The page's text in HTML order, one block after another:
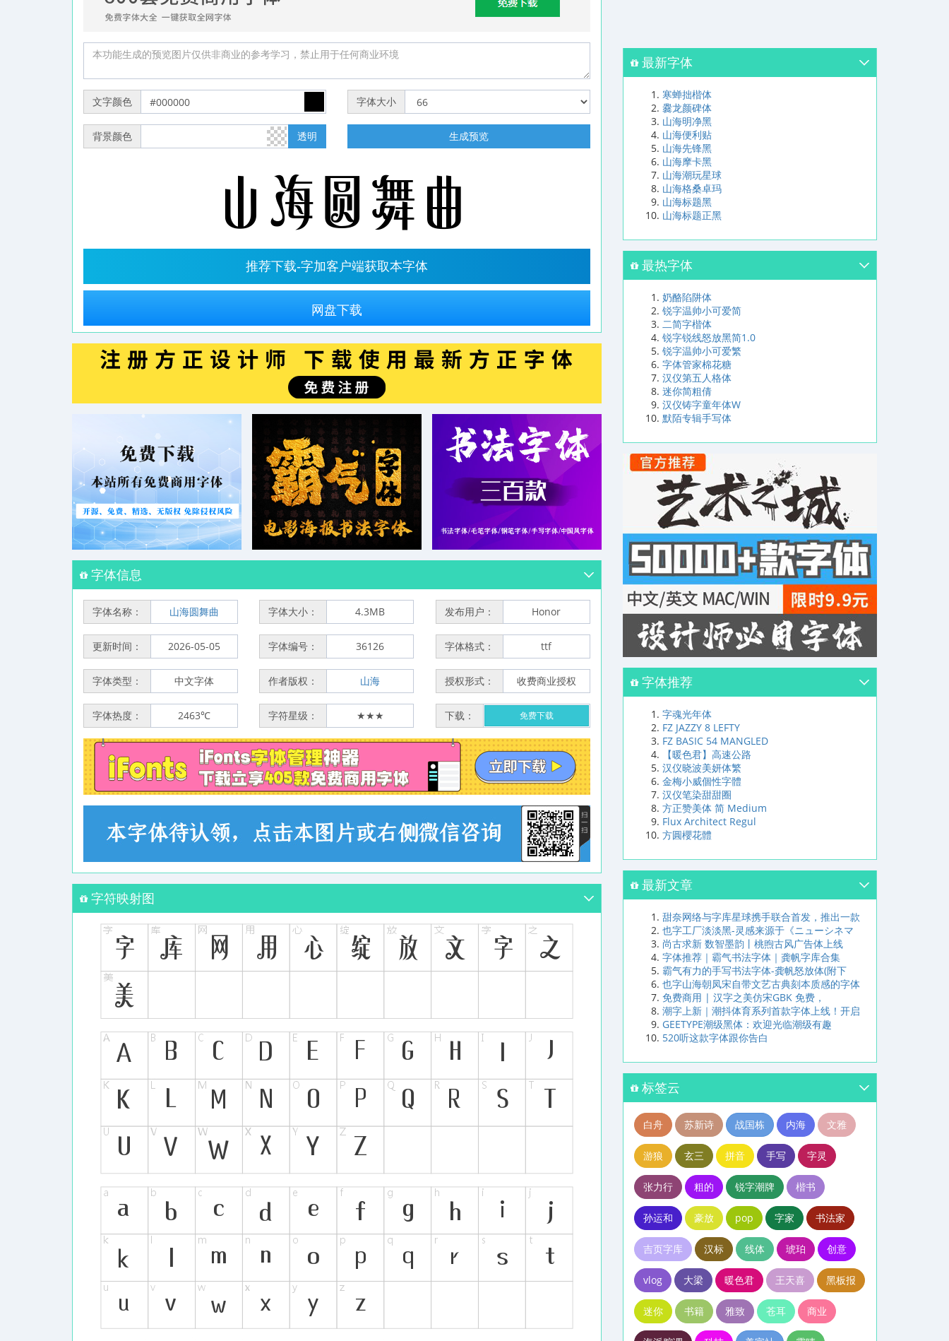
文字颜色 字体大小
背景颜色 透明 生成预览
推荐下载-字加客户端获取本字体
网盘下载
字体信息
字体名称： 山海圆舞曲 字体大小： 4.3MB 发布用户： Honor
更新时间： 2026-05-05 字体编号： 36126 字体格式： ttf
字体类型： 中文字体 作者版权： 山海 授权形式： 收费商业授权
字体热度： 2463℃ 字符星级： ★★★ 下载： 免费下载
字符映射图
最新字体
寒蝉拙楷体
爨龙颜碑体
山海明净黑
山海便利贴
山海先锋黑
山海摩卡黑
山海潮玩星球
山海格桑卓玛
山海标题黑
山海标题正黑
最热字体
奶酪陷阱体
锐字温帅小可爱简
二简字楷体
锐字锐线怒放黑简1.0
锐字温帅小可爱繁
字体管家棉花糖
汉仪第五人格体
迷你简粗倩
汉仪铸字童年体W
默陌专辑手写体
字体推荐
字魂光年体
FZ JAZZY 8 LEFTY
FZ BASIC 54 MANGLED
【暖色君】高速公路
汉仪晓波美妍体繁
金梅小威個性字體
汉仪笔染甜甜圈
方正赞美体 简 Medium
Flux Architect Regul
方圓櫻花體
最新文章
甜奈网络与字库星球携手联合首发，推出一款
也字工厂淡淡黑-灵感来源于《ニューシネマ
尚古求新 数智墨韵丨桃煦古风广告体上线
字体推荐｜霸气书法字体｜龚帆字库合集
霸气有力的手写书法字体-龚帆怒放体(附下
也字山海朝凤宋自带文艺古典刻本质感的字体
免费商用 | 汉字之美仿宋GBK 免费，
潮字上新｜潮抖体育系列首款字体上线！开启
GEETYPE潮级黑体：欢迎光临潮级有趣
520听这款字体跟你告白
标签云
白舟 苏新诗 战国栋 内海 文雅
游狼 玄三 拼音 手写 字灵
张力行 粗的 锐字潮牌 楷书
孙运和 豪放 pop 字家 书法家
吉页字库 汉标 线体 琥珀 创意
vlog 大梁 暖色君 王天喜 黑板报
迷你 书籍 雅致 苍耳 商业